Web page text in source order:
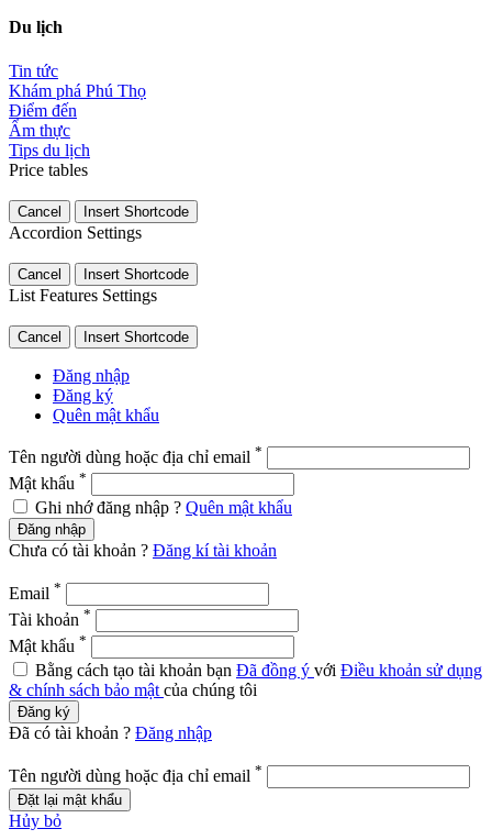
Du lịch
Tin tức
Khám phá Phú Thọ
Điểm đến
Ẩm thực
Tips du lịch
Price tables
Cancel Insert Shortcode
Accordion Settings
Cancel Insert Shortcode
List Features Settings
Cancel Insert Shortcode
Đăng nhập
Đăng ký
Quên mật khẩu
Tên người dùng hoặc địa chỉ email *
Mật khẩu *
Ghi nhớ đăng nhập ? Quên mật khẩu
Đăng nhập
Chưa có tài khoản ? Đăng kí tài khoản
Email *
Tài khoản *
Mật khẩu *
Bằng cách tạo tài khoản bạn Đã đồng ý với Điều khoản sử dụng
& chính sách bảo mật của chúng tôi
Đăng ký
Đã có tài khoản ? Đăng nhập
Tên người dùng hoặc địa chỉ email *
Đặt lại mật khẩu
Hủy bỏ